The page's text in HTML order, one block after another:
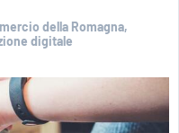
della Romagna,
digitale